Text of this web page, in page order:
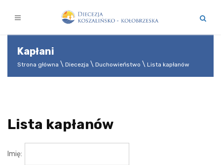
Kapłani
Strona główna Diecezja Duchowieństwo Lista kapłanów
Lista kapłanów
Imię: